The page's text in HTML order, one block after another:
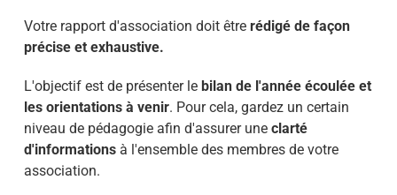
Votre rapport d'association doit êtrerédigé de façon
précise et exhaustive.
L'objectif est de présenter le bilan de l'année écoulée et
les orientations à venir. Pour cela, gardez un certain
niveau de pédagogie afin d'assurer une clarté
d'informationsà l'ensemble des membres de votre
association.